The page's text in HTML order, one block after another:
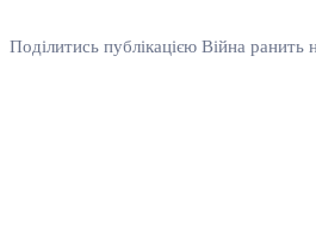
Поділитись публікацією Війна ранить